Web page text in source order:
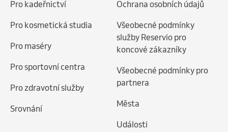
Pro kadeřnictví
Pro kosmetická studia
Pro maséry
Pro sportovní centra
Pro zdravotní služby
Srovnání
Ochrana osobních údajů
Všeobecné podmínky
služby Reservio pro
koncové zákazníky
Všeobecné podmínky pro
partnera
Města
Události